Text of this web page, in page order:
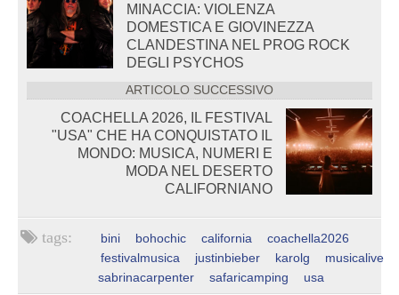
MINACCIA: VIOLENZA
DOMESTICA E GIOVINEZZA
CLANDESTINA NEL PROG ROCK
DEGLI PSYCHOS
ARTICOLO SUCCESSIVO
COACHELLA 2026, IL FESTIVAL
"USA" CHE HA CONQUISTATO IL
MONDO: MUSICA, NUMERI E
MODA NEL DESERTO
CALIFORNIANO
bini bohochic california
coachella2026
festivalmusica
justinbieber karolg
musicalive
sabrinacarpenter
safaricamping usa